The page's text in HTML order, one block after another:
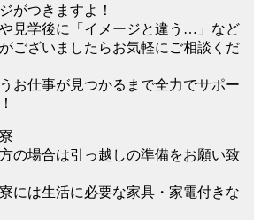
がつきますよ！
見学後に「イメージと違う…」など
ございましたらお気軽にご相談くだ
お仕事が見つかるまで全力でサポー
の場合は引っ越しの準備をお願い致
には生活に必要な家具・家電付きな